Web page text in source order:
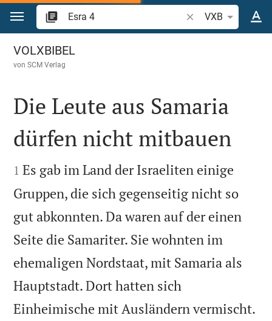
Zum Inhalt springen
Bibelstelle oder
VXB
Esra 4
VOLXBIBEL
vonSCM Verlag

Die Leute aus Samaria
dürfen nicht mitbauen

1 Es gab im Land der Israeliten einige
Gruppen, die sich gegenseitig nicht so
gut abkonnten. Da waren auf der einen
Seite die Samariter. Sie wohnten im
ehemaligen Nordstaat, mit Samaria als
Hauptstadt. Dort hatten sich
Einheimische mit Ausländern vermischt.